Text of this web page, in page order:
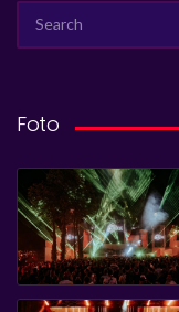
FOR:
Foto